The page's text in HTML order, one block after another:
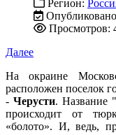
Регион:
Просмотров:
Далее
На окраине
расположен поселок
- Черусти. Название
происходит от
«болото». И, ведь,